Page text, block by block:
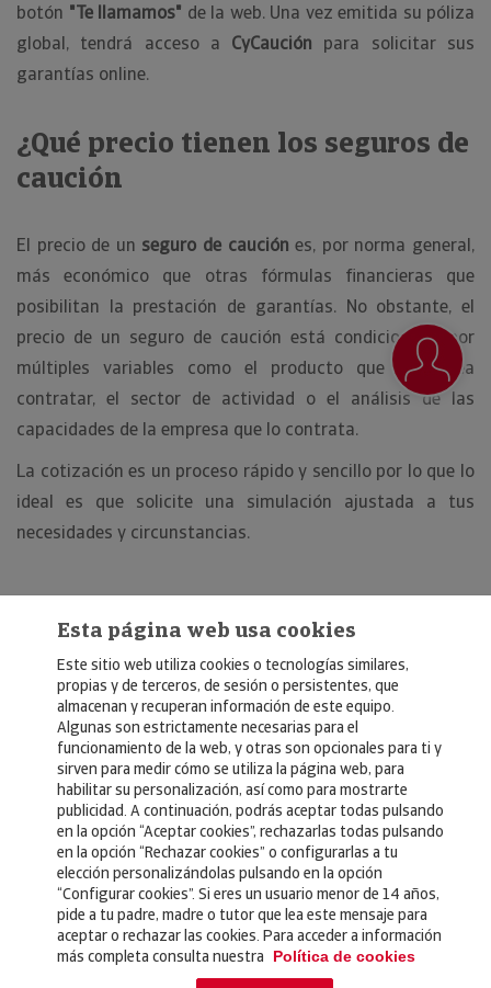
botón "Te llamamos" de la web. Una vez emitida su póliza
global, tendrá acceso a CyCaución para solicitar sus
garantías online.
¿Qué precio tienen los seguros de
caución
El precio de un seguro de caución es, por norma general,
más económico que otras fórmulas financieras que
posibilitan la prestación de garantías. No obstante, el
precio de un seguro de caución está condicionado por
múltiples variables como el producto que se desea
contratar, el sector de actividad o el análisis de las
capacidades de la empresa que lo contrata.
La cotización es un proceso rápido y sencillo por lo que lo
ideal es que solicite una simulación ajustada a tus
necesidades y circunstancias.
© Copyright 2026, Crédito y Caución
Aviso Legal
Política de Privacidad
RGPD
Política de Cookies
Seguros
Esta página web usa cookies
Este sitio web utiliza cookies o tecnologías similares,
propias y de terceros, de sesión o persistentes, que
almacenan y recuperan información de este equipo.
Algunas son estrictamente necesarias para el
funcionamiento de la web, y otras son opcionales para ti y
sirven para medir cómo se utiliza la página web, para
habilitar su personalización, así como para mostrarte
publicidad. A continuación, podrás aceptar todas pulsando
en la opción “Aceptar cookies”, rechazarlas todas pulsando
en la opción “Rechazar cookies” o configurarlas a tu
elección personalizándolas pulsando en la opción
“Configurar cookies”. Si eres un usuario menor de 14 años,
pide a tu padre, madre o tutor que lea este mensaje para
aceptar o rechazar las cookies. Para acceder a información
más completa consulta nuestra
Política de cookies